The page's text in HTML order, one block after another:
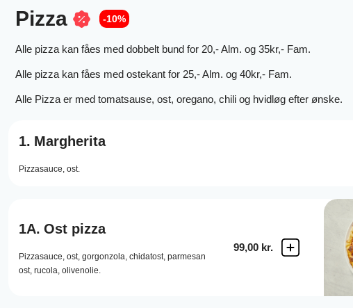
Pizza -10%
Alle pizza kan fåes med dobbelt bund for 20,- Alm. og 35kr,- Fam.
Alle pizza kan fåes med ostekantfor 25,- Alm. og 40kr,- Fam.
Alle Pizza er med tomatsause, ost, oregano, chili og hvidløg efter ønske.
1. Margherita
Pizzasauce, ost.
1A. Ost pizza
Pizzasauce, ost, gorgonzola, chidatost, parmesan
ost, rucola, olivenolie.
99,00 kr.